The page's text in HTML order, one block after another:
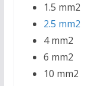
1.5 mm2
2.5 mm2
4 mm2
6 mm2
10 mm2